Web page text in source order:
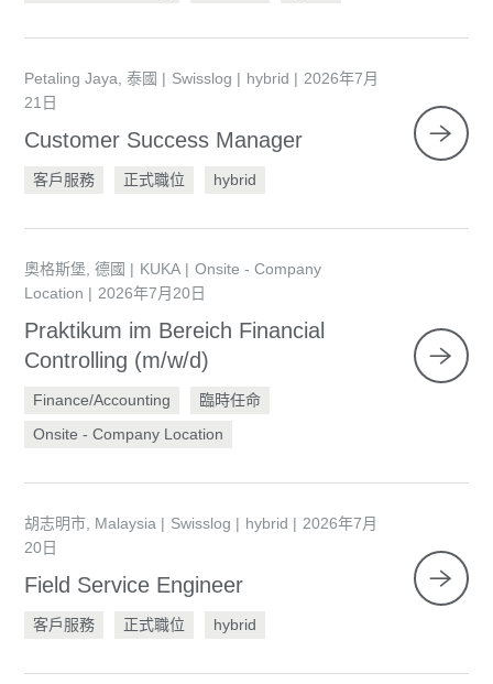
Petaling Jaya, 泰國 Swisslog hybrid
2026年7月
21日
Customer Success Manager
客戶服務 正式職位 hybrid
奧格斯堡, 德國 KUKA
Onsite - Company
Location
2026年7月20日
Praktikum im Bereich Financial
Controlling (m/w/d)
Finance/Accounting
臨時任命
Onsite - Company Location
胡志明市, Malaysia Swisslog hybrid
2026年7月
20日
Field Service Engineer
客戶服務 正式職位 hybrid